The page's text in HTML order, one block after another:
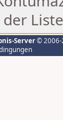
Server© 2006-